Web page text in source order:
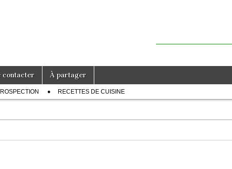
contacter À partager
RECETTES DE CUISINE